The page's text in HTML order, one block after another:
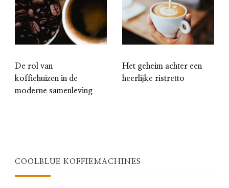
De rol van
koffiehuizen in de
moderne samenleving
Het geheim achter een
heerlijke ristretto
COOLBLUE KOFFIEMACHINES